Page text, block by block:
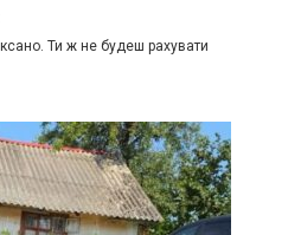
Ти ж не будеш рахувати